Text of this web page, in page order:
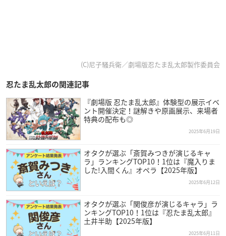
(C)尼子騒兵衛／劇場版忍たま乱太郎製作委員会
忍たま乱太郎の関連記事
『劇場版 忍たま乱太郎』体験型の展示イベ
ント開催決定！謎解きや原画展示、来場者
特典の配布も◎
2025年6月19日
オタクが選ぶ「斎賀みつきが演じるキャ
ラ」ランキングTOP10！1位は『魔入りま
した!入間くん』オペラ【2025年版】
2025年6月12日
オタクが選ぶ「関俊彦が演じるキャラ」ラ
ンキングTOP10！1位は『忍たま乱太郎』
土井半助【2025年版】
2025年6月11日